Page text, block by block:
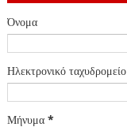
Όνομα
Ηλεκτρονικό ταχυδρομείο
Μήνυμα *